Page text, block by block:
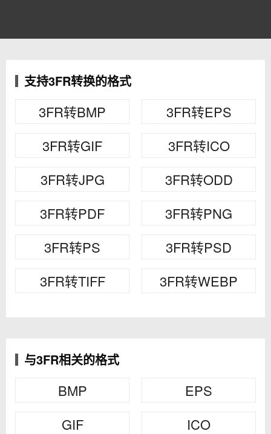
支持3FR转换的格式
3FR转BMP
3FR转EPS
3FR转GIF
3FR转ICO
3FR转JPG
3FR转ODD
3FR转PDF
3FR转PNG
3FR转PS
3FR转PSD
3FR转TIFF
3FR转WEBP
与3FR相关的格式
BMP
EPS
GIF
ICO